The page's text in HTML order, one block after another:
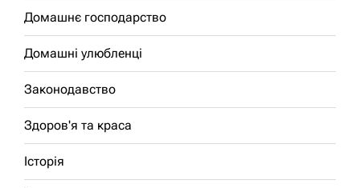
Домашнє господарство
Домашні улюбленці
Законодавство
Здоров'я та краса
Історія